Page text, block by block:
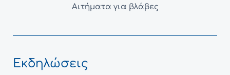
Αιτήματα για βλάβες
Εκδηλώσεις